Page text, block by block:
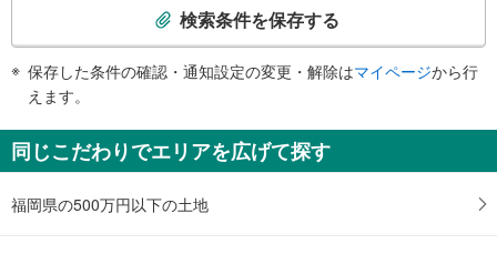
知
を
け
検索条件を保存する
保存した条件の確認・通知設定の変更・解除はマイページから行
えます。
同じこだわりでエリアを広げて探す
福岡県の500万円以下の土地